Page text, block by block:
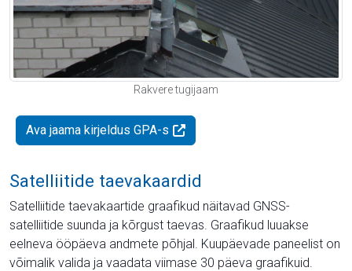
Rakvere tugijaam
Ava jaama kirjeldus GPA-s
Satelliitide taevakaardid
Satelliitide taevakaartide graafikud näitavad GNSS-
satelliitide suunda ja kõrgust taevas. Graafikud luuakse
eelneva ööpäeva andmete põhjal. Kuupäevade paneelist on
võimalik valida ja vaadata viimase 30 päeva graafikuid.